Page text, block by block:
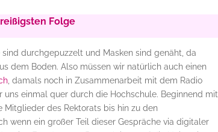
Folge
durchgepuzzelt und Masken sind genäht, da
dem Boden. Also müssen wir natürlich auch einen
, damals noch in Zusammenarbeit mit dem Radio
einmal quer durch die Hochschule. Beginnend mit
des Rektorats bis hin zu den
wenn ein großer Teil dieser Gespräche via digitaler